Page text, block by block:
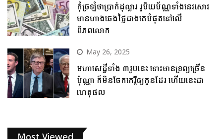
កុំច្រឡំថាប្រាក់ដុល្លារ រូបិយប័ណ្ណទាំងនេះសោះ
មានហាងឆេងថ្លៃជាងគេបំផុតនៅលើ
ពិភពលោក
May 26, 2025
មហាសេដ្ឋីទាំង ៣រូបនេះ ទោះមានទ្រព្យច្រើន
ប៉ុណ្ណា ក៏មិនចែកកេរ្តិ៍ឲ្យកូនដែរ ហើយនេះជា
ហេតុផល